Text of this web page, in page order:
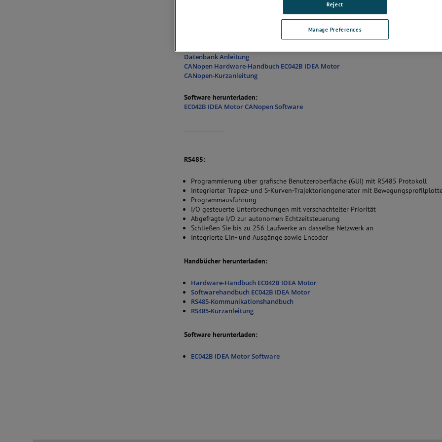
Integrierte Inputs, Outputs und Encoder
Datenbank Anleitung
CANopen Hardware-Handbuch EC042B IDEA Motor
CANopen-Kurzanleitung
Software herunterladen:
EC042B IDEA Motor CANopen Software
RS485:
Programmierung über grafische Benutzeroberfläche (GUI) mit RS485 Protokoll
Integrierter Trapez- und S-Kurven-Trajektoriengenerator mit
Programmausführung
I/O gesteuerte Unterbrechungen mit verschachtelter Priorität
Abgefragte I/O zur autonomen Echtzeitsteuerung
Schließen Sie bis zu 256 Laufwerke an dasselbe Netzwerk an
Integrierte Ein- und Ausgänge sowie Encoder
Handbücher herunterladen:
Hardware-Handbuch EC042B IDEA Motor
Softwarehandbuch EC042B IDEA Motor
RS485-Kommunikationshandbuch
RS485-Kurzanleitung
Software herunterladen:
EC042B IDEA Motor Software
Manage Preferences
Reject